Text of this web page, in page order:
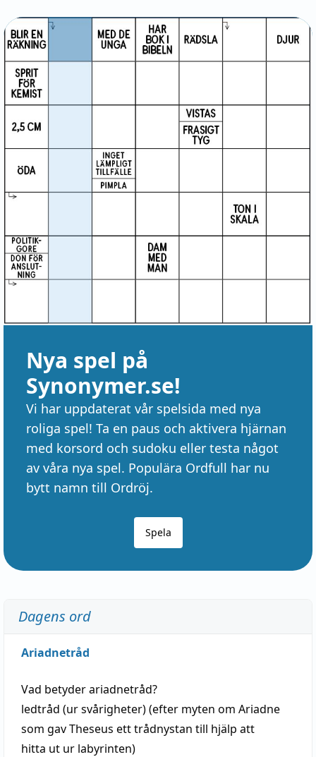
Nya spel på
Synonymer.se!
Vi har uppdaterat vår spelsida med nya
roliga spel! Ta en paus och aktivera hjärnan
med korsord och sudoku eller testa något
av våra nya spel. Populära Ordfull har nu
bytt namn till Ordröj.
Spela
Dagens ord
Ariadnetråd
Vad betyderariadnetråd?
ledtråd (ur svårigheter) (efter myten om Ariadne
som gav Theseus ett trådnystan till hjälp att
hitta ut ur labyrinten)